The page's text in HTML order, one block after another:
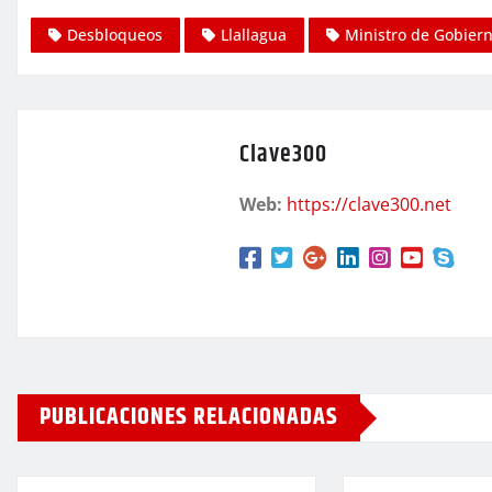
Desbloqueos Llallagua Ministro de
Clave300
Web: https://clave300.net
PUBLICACIONES RELACIONADAS